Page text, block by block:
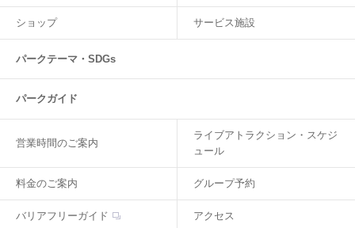
ショップ サービス施設
パークテーマ・SDGs
パークガイド
営業時間のご案内
ライブアトラクション・スケジ
ュール
料金のご案内 グループ予約
バリアフリーガイド アクセス